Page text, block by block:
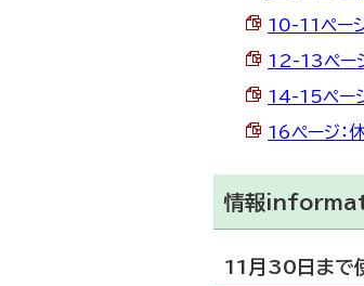
10-11ペー
12-13ペー
14-15ペー
16ページ：
情報
11月30日まで